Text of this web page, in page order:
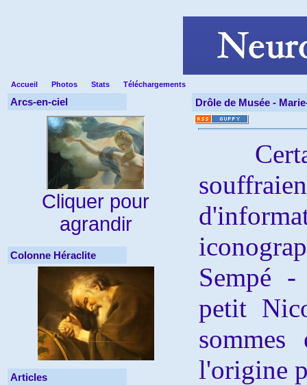
Accueil Photos Stats Téléchargements
Arcs-en-ciel
Cliquer pour
agrandir
Colonne Héraclite
Articles
Drôle de Musée -
Sempé
petit
l'origine